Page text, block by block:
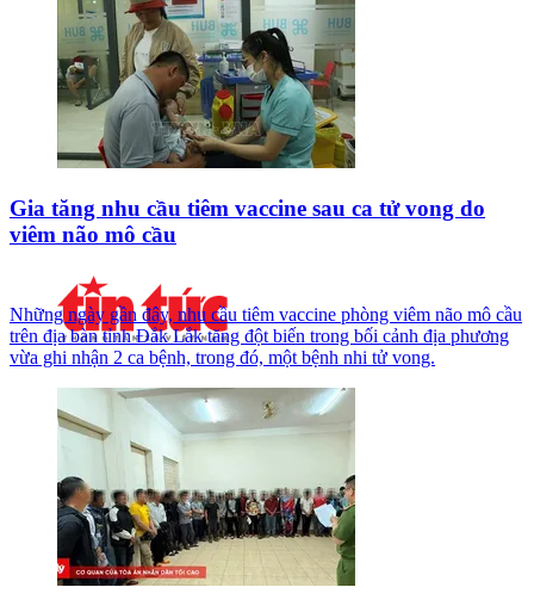
Gia tăng nhu cầu tiêm vaccine sau ca tử vong do
viêm não mô cầu
Những ngày gần đây, nhu cầu tiêm vaccine phòng viêm não mô cầu
trên địa bàn tỉnh Đắk Lắk tăng đột biến trong bối cảnh địa phương
vừa ghi nhận 2 ca bệnh, trong đó, một bệnh nhi tử vong.